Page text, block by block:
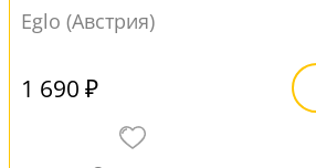
Eglo (Австрия)
1 690 ₽